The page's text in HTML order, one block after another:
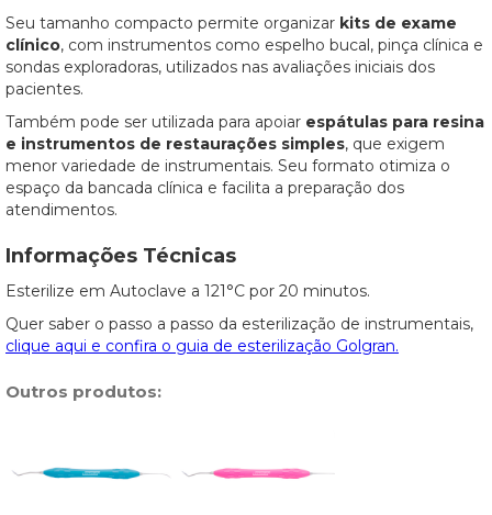
Seu tamanho compacto permite organizar kits de exame
clínico, com instrumentos como espelho bucal, pinça clínica e
sondas exploradoras, utilizados nas avaliações iniciais dos
pacientes.
Também pode ser utilizada para apoiar espátulas para resina
e instrumentos de restaurações simples, que exigem
menor variedade de instrumentais. Seu formato otimiza o
espaço da bancada clínica e facilita a preparação dos
atendimentos.
Informações Técnicas
Esterilize em Autoclave a 121°C por 20 minutos.
Quer saber o passo a passo da esterilização de instrumentais,
clique aqui e confira o guia de esterilização Golgran.
Outros produtos: